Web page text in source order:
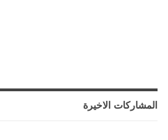
المشاركات الاخيرة